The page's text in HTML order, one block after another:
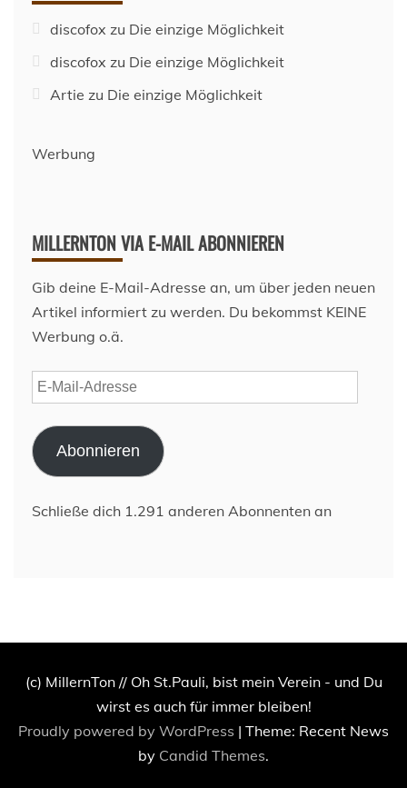
discofox zu Die einzige Möglichkeit
discofox zu Die einzige Möglichkeit
Artie zu Die einzige Möglichkeit
Werbung
MILLERNTON VIA E-MAIL ABONNIEREN
Gib deine E-Mail-Adresse an, um über jeden neuen
Artikel informiert zu werden. Du bekommst KEINE
Werbung o.ä.
E-
Mail-
Adresse
Abonnieren
Schließe dich 1.291 anderen Abonnenten an
(c) MillernTon // Oh St.Pauli, bist mein Verein - und Du
wirst es auch für immer bleiben!
Proudly powered by WordPress | Theme: Recent News
by Candid Themes.